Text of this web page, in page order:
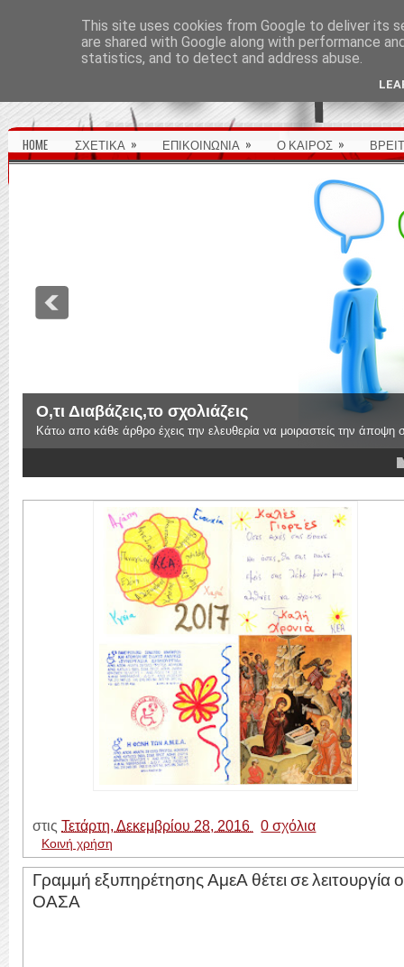
HOME ΣΧΕΤΙΚΑ » ΕΠΙΚΟΙΝΩΝΙΑ » Ο ΚΑΙΡΟΣ »
Ο,τι Διαβάζεις,το σχολιάζεις
Κάτω απο κάθε άρθρο έχεις την ελευθερία να μοιραστείς την άποψη
4
στις Τετάρτη, Δεκεμβρίου 28, 2016 0 σχόλια
Κοινή χρήση
Γραμμή εξυπηρέτησης ΑμεΑ θέτει σε λειτουργία ο
ΟΑΣΑ
This site uses cookies from Google to deliver its
are shared with Google along with performance
statistics, and to detect and address abuse.